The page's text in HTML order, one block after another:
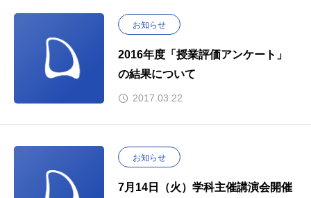
お知らせ
2016年度「授業評価アンケート」
の結果について
2017.03.22
お知らせ
7月14日（火）学科主催講演会開催